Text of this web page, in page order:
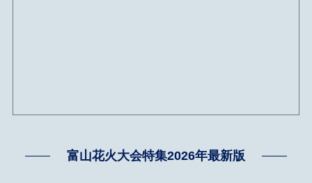
富山花火大会特集2026年最新版